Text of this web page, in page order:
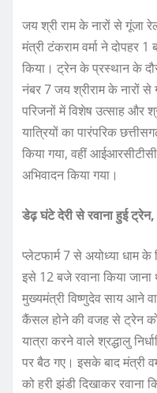
जय श्री राम के नारों से गूंजा
मंत्री टंकराम वर्मा ने दोपहर
किया। ट्रेन के प्रस्थान के
नंबर 7 जय श्रीराम के नारों
परिजनों में विशेष उत्साह और
यात्रियों का पारंपरिक
किया गया, वहीं
अभिवादन किया गया।
डेढ़ घंटे देरी से रवाना हुई ट्रेन,
प्लेटफार्म 7 से अयोध्या धाम
इसे 12 बजे रवाना किया
मुख्यमंत्री विष्णुदेव साय आने
कैंसल होने की वजह से ट्रेन
यात्रा करने वाले श्रद्धालु
पर बैठ गए। इसके बाद मंत्री
को हरी झंडी दिखाकर रवाना